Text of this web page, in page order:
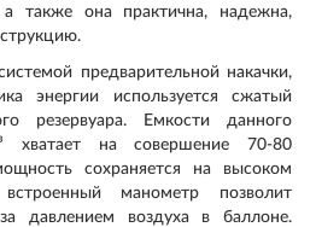
а также она практична, надежна,
предварительной накачки,
энергии используется сжатый
резервуара. Емкости данного
хватает на совершение 70-80
сохраняется на высоком
манометр позволит
давлением воздуха в баллоне.